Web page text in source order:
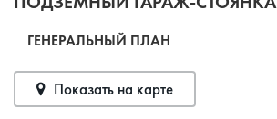
ГЕНЕРАЛЬНЫЙ ПЛАН
Показать на карте